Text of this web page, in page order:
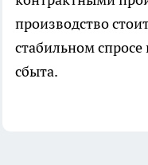
производство
стабильном
сбыта.